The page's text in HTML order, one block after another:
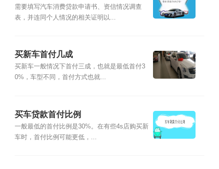
需要填写汽车消费贷款申请书、资信情况调查
表，并连同个人情况的相关证明以...
买新车首付几成
买新车一般情况下首付三成，也就是最低首付3
0%，车型不同，首付方式也就...
买车贷款首付比例
一般最低的首付比例是30%。在有些4s店购买新
车时，首付比例可能更低，...